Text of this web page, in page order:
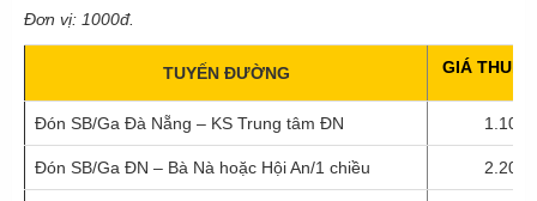
Đơn vị: 1000đ.
TUYẾN ĐƯỜNG GIÁ THUÊ
Đón SB/Ga Đà Nẵng – KS Trung tâm ĐN 1.100
Đón SB/Ga ĐN – Bà Nà hoặc Hội An/1 chiều 2.200